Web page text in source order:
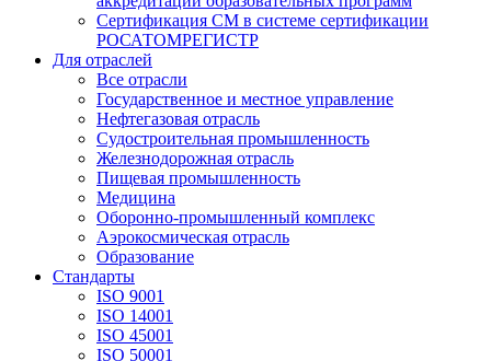
Сертификация СМ в системе сертификации
РОСАТОМРЕГИСТР
Для отраслей
Все отрасли
Государственное и местное управление
Нефтегазовая отрасль
Судостроительная промышленность
Железнодорожная отрасль
Пищевая промышленность
Медицина
Оборонно-промышленный комплекс
Аэрокосмическая отрасль
Образование
Стандарты
ISO 9001
ISO 14001
ISO 45001
ISO 50001